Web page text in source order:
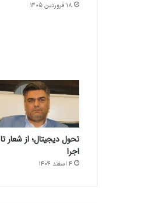
18 فروردین 1405
تحول دیجیتال؛ از شعار تا
اجرا
4 اسفند 1404